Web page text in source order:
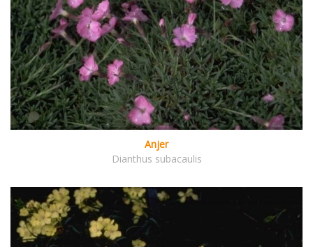
Anjer
Dianthus subacaulis